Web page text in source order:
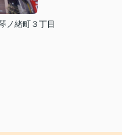
ノ緒町３丁目